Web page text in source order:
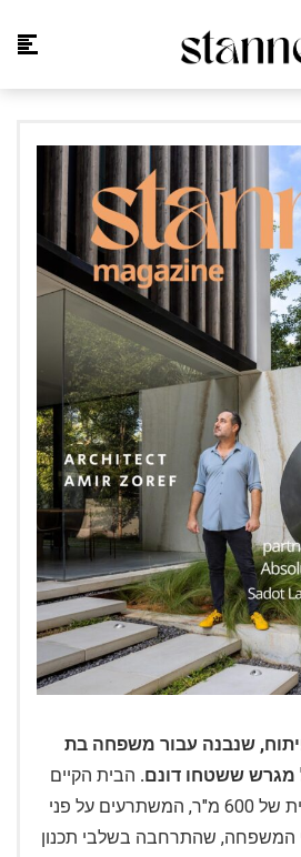
שנבנה עבור משפחה בת
ששטחו דונם. הבית הקיים
נהרס ובמקומו נבנה בית של 600 מ"ר, המשתרעים על פני
המשפחה, שהתרחבה בשלבי תכנון